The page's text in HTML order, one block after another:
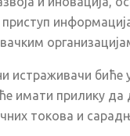
истраживачи биће
имати прилику да
токова и